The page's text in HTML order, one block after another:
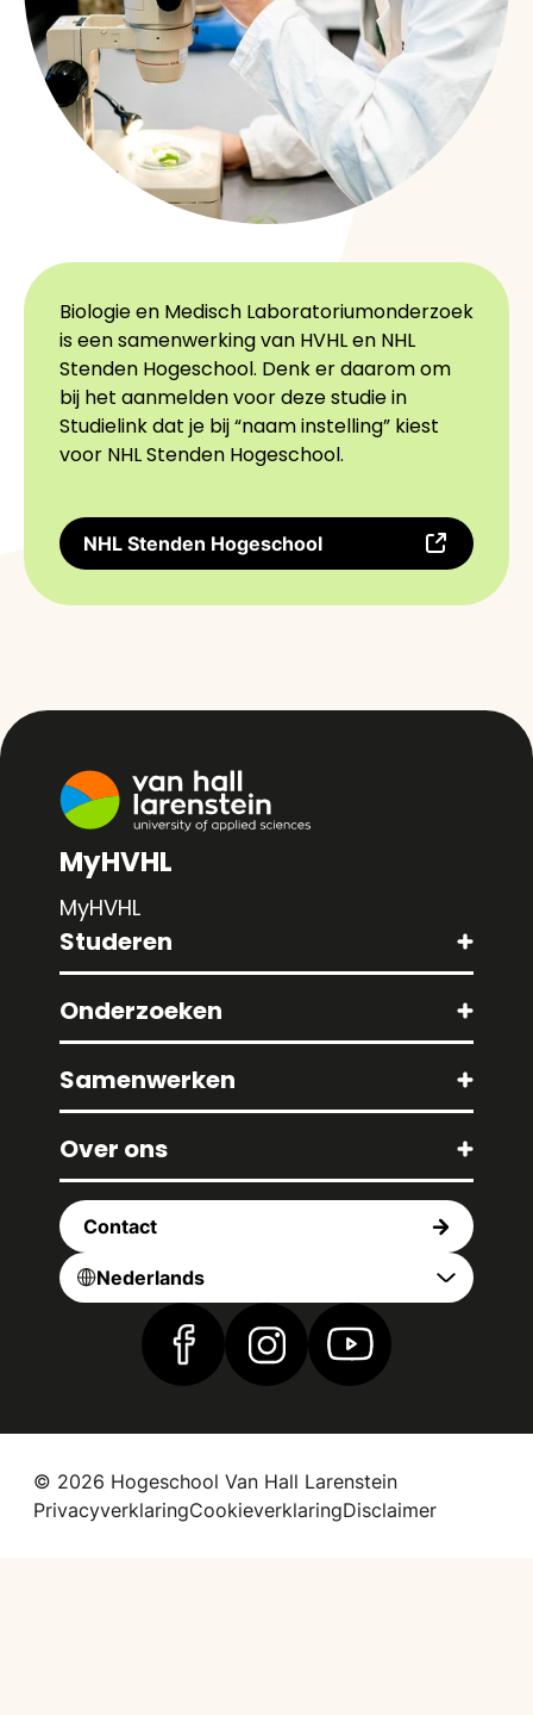
Biologie en Medisch Laboratoriumonderzoek
is een samenwerking van HVHL en NHL
Stenden Hogeschool. Denk er daarom om
bij het aanmelden voor deze studie in
Studielink dat je bij “naam instelling” kiest
voor NHL Stenden Hogeschool.
NHL Stenden Hogeschool
MyHVHL
MyHVHL
Studeren
Onderzoeken
Samenwerken
Over ons
Contact
Nederlands
Vind ons op Facebook
Vind ons op Instagram
Vind ons op
© 2026 Hogeschool Van Hall Larenstein
PrivacyverklaringCookieverklaringDisclaimer